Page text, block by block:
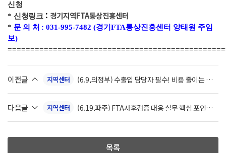
신청
* 신청링크: 경기지역FTA통상진흥센터
* 문 의 처 : 031-995-7482 (경기FTA통상진흥센터 양태원 주임
보)
이전글 지역센터 (6.9,의정부) 수출입 담당자 필수! 비용 줄이는 통
관, 환급 실무 교육
다음글 지역센터 (6.19,파주) FTA사후검증 대응 실무 핵심 포인트
교육
목록